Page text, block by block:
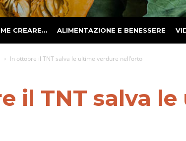
CREARE… ALIMENTAZIONE E BENESSERE
In ottobre il TNT salva le ultime verdure nell’orto
il TNT salva